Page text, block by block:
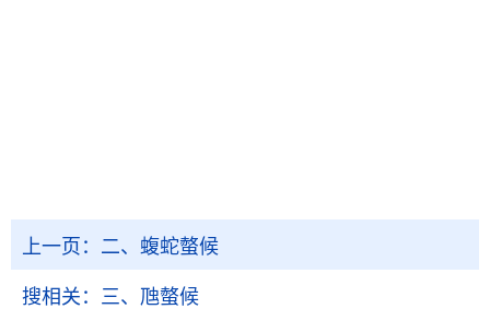
上一页： 二、蝮蛇螫候
搜相关： 三、虺螫候